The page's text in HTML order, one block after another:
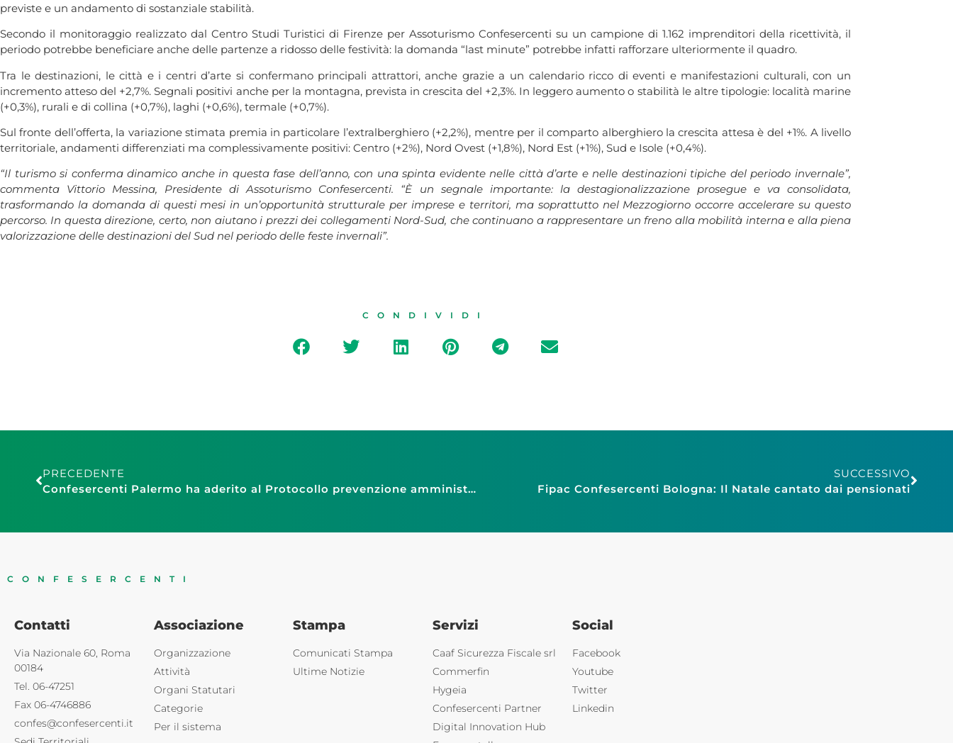
previste e un andamento di sostanziale stabilità.
Secondo il monitoraggio realizzato dal Centro Studi Turistici di Firenze per Assoturismo Confesercenti su un campione di 1.162 imprenditori della ricettività, il
periodo potrebbe beneficiare anche delle partenze a ridosso delle festività: la domanda “last minute” potrebbe infatti rafforzare ulteriormente il quadro.
Tra le destinazioni, le città e i centri d’arte si confermano principali attrattori, anche grazie a un calendario ricco di eventi e manifestazioni culturali, con un
incremento atteso del +2,7%. Segnali positivi anche per la montagna, prevista in crescita del +2,3%. In leggero aumento o stabilità le altre tipologie: località marine
(+0,3%), rurali e di collina (+0,7%), laghi (+0,6%), termale (+0,7%).
Sul fronte dell’offerta, la variazione stimata premia in particolare l’extralberghiero (+2,2%), mentre per il comparto alberghiero la crescita attesa è del +1%. A livello
territoriale, andamenti differenziati ma complessivamente positivi: Centro (+2%), Nord Ovest (+1,8%), Nord Est (+1%), Sud e Isole (+0,4%).
“Il turismo si conferma dinamico anche in questa fase dell’anno, con una spinta evidente nelle città d’arte e nelle destinazioni tipiche del periodo invernale”,
commenta Vittorio Messina, Presidente di Assoturismo Confesercenti. “È un segnale importante: la destagionalizzazione prosegue e va consolidata,
trasformando la domanda di questi mesi in un’opportunità strutturale per imprese e territori, ma soprattutto nel Mezzogiorno occorre accelerare su questo
percorso. In questa direzione, certo, non aiutano i prezzi dei collegamenti Nord-Sud, che continuano a rappresentare un freno alla mobilità interna e alla piena
valorizzazione delle destinazioni del Sud nel periodo delle feste invernali”.
CONDIVIDI
PRECEDENTE
Confesercenti Palermo ha aderito al Protocollo prevenzione amministrativa antimafia
SUCCESSIVO
Fipac Confesercenti Bologna: Il Natale cantato dai pensionati
CONFESERCENTI
Contatti
Via Nazionale 60, Roma
00184
Tel. 06-47251
Fax 06-4746886
confes@confesercenti.it
Associazione
Organizzazione
Attività
Organi Statutari
Categorie
Per il sistema
Stampa
Comunicati Stampa
Ultime Notizie
Servizi
Caaf Sicurezza Fiscale srl
Commerfin
Hygeia
Confesercenti Partner
Digital Innovation Hub
Social
Facebook
Youtube
Twitter
Linkedin